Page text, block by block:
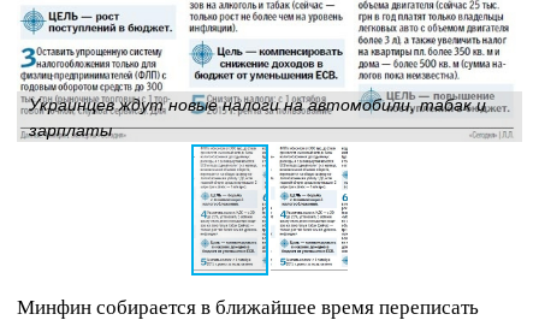
Украинцев ждут новые налоги на автомобили, табак и
зарплаты
Минфин собирается в ближайшее время переписать